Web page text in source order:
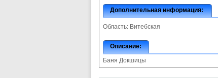
Дополнительная информация:
Область: Витебская
Описание:
Баня Докшицы